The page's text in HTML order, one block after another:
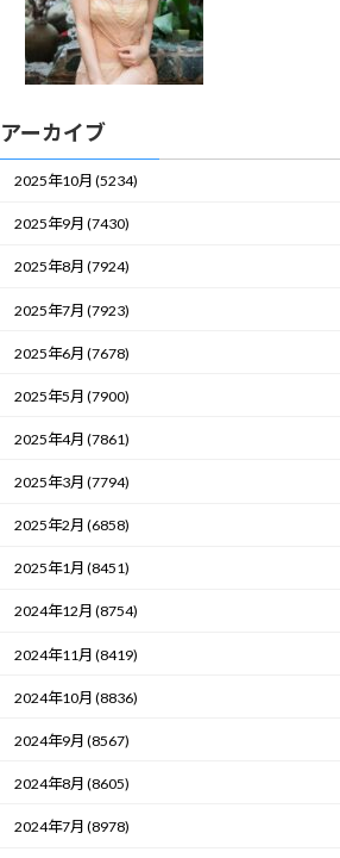
アーカイブ
2025年10月 (5234)
2025年9月 (7430)
2025年8月 (7924)
2025年7月 (7923)
2025年6月 (7678)
2025年5月 (7900)
2025年4月 (7861)
2025年3月 (7794)
2025年2月 (6858)
2025年1月 (8451)
2024年12月 (8754)
2024年11月 (8419)
2024年10月 (8836)
2024年9月 (8567)
2024年8月 (8605)
2024年7月 (8978)